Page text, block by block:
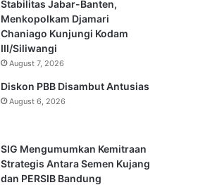
Stabilitas Jabar-Banten,
Menkopolkam Djamari
Chaniago Kunjungi Kodam
III/Siliwangi
August 7, 2026
Diskon PBB Disambut Antusias
August 6, 2026
SIG Mengumumkan Kemitraan
Strategis Antara Semen Kujang
dan PERSIB Bandung